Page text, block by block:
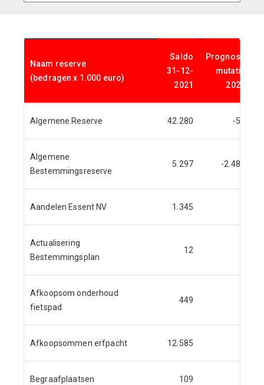
Naam reserve
(bedragen x 1.000 euro)
Saldo
31-12-
2021
Prognose
mutatie
2022
Algemene Reserve 42.280 -57
Algemene
Bestemmingsreserve
5.297 -2.485
Aandelen Essent NV 1.345
Actualisering
Bestemmingsplan
12
Afkoopsom onderhoud
fietspad
449
Afkoopsommen erfpacht 12.585
Begraafplaatsen 109